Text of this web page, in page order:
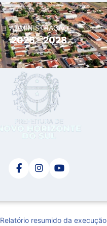
ADMINISTRAÇÃO
2025 - 2028
Relatório resumido da execução